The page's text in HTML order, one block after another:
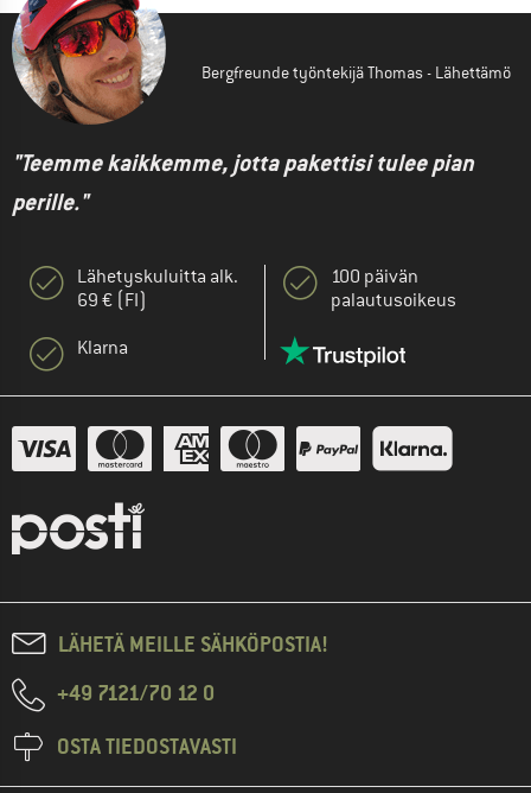
Bergfreunde työntekijä Thomas - Lähettämö
"Teemme kaikkemme, jotta pakettisi tulee pian
perille."
Lähetyskuluitta alk.
69 € (FI)
Klarna
100 päivän
palautusoikeus
LÄHETÄ MEILLE SÄHKÖPOSTIA!
+49 7121/70 12 0
OSTA TIEDOSTAVASTI